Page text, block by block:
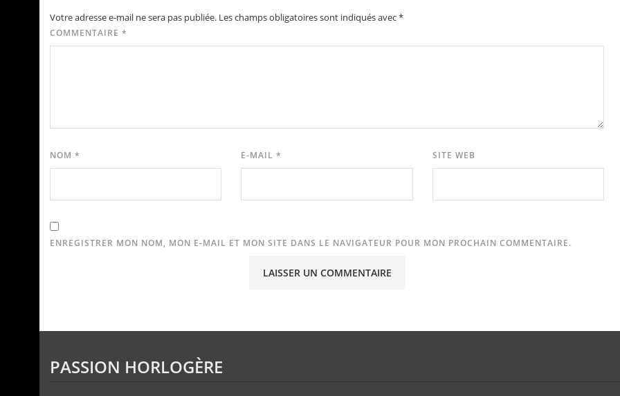
Votre adresse e-mail ne sera pas publiée. Les champs obligatoires sont indiqués avec*
COMMENTAIRE *
NOM * E-MAIL* SITE WEB
ENREGISTRER MON NOM, MON E-MAIL ET MON SITE DANS LE NAVIGATEUR POUR MON PROCHAIN COMMENTAIRE.
PASSION HORLOGÈRE